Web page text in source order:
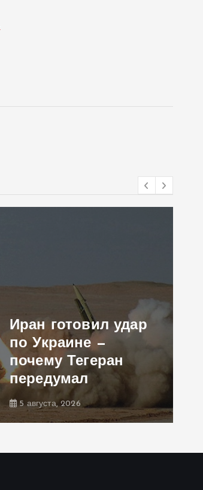
Иран готовил удар
по Украине —
почему Тегеран
передумал
5 августа, 2026